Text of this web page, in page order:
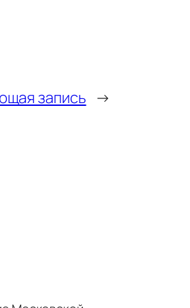
запись →